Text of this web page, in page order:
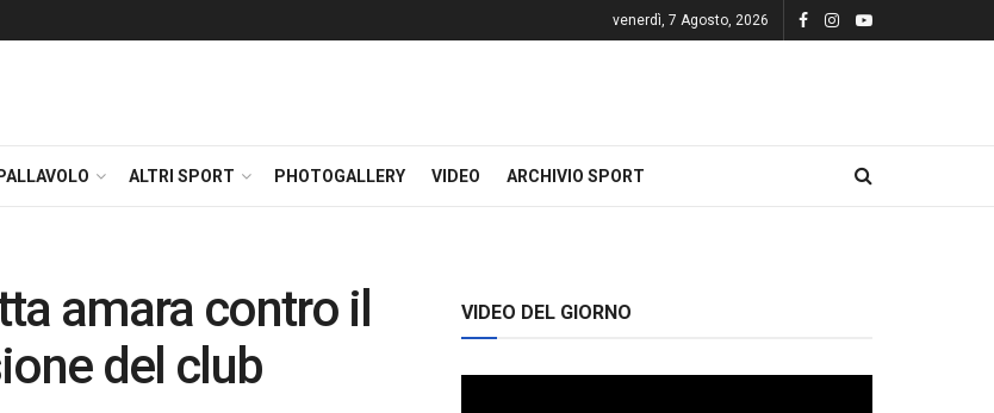
venerdì, 7 Agosto, 2026
PALLAVOLO ALTRI SPORT PHOTOGALLERY VIDEO ARCHIVIO SPORT
amara contro il
del club
VIDEO DEL GIORNO